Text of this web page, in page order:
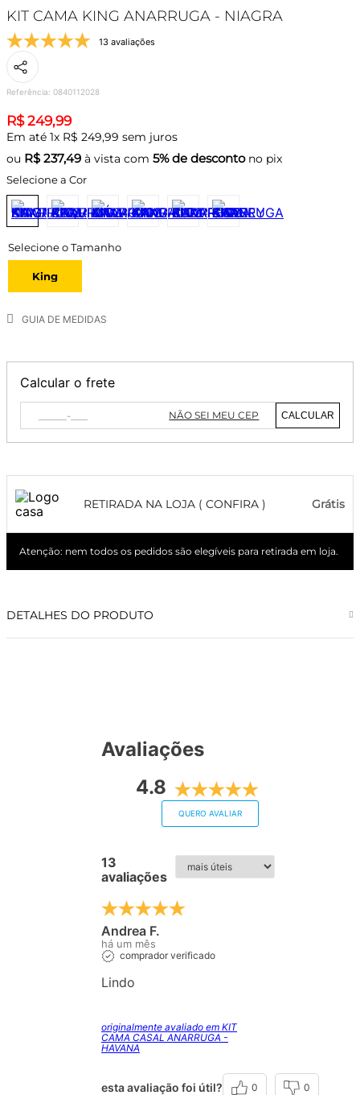
KIT CAMA KING ANARRUGA - NIAGRA
13 avaliações
Referência: 0840112028
R$ 249,99
Em até 1x R$ 249,99 sem juros
ou R$ 237,49 à vista com 5% de descontono pix
Selecione a Cor
King
GUIA DE MEDIDAS
Calcular o frete
NÃO SEI MEU CEP CALCULAR
RETIRADA NA LOJA ( CONFIRA ) Grátis
Atenção: nem todos os pedidos são elegíveis para retirada em loja.
DETALHES DO PRODUTO
Avaliações
4.8
QUERO AVALIAR
13
avaliações
Andrea F.
há um mês
comprador verificado
Lindo
originalmente avaliado em KIT
CAMA CASAL ANARRUGA -
HAVANA
esta avaliação foi útil? 0 0